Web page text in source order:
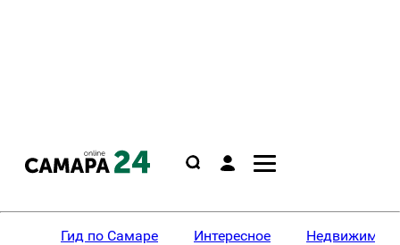
Гид по Самаре Интересное